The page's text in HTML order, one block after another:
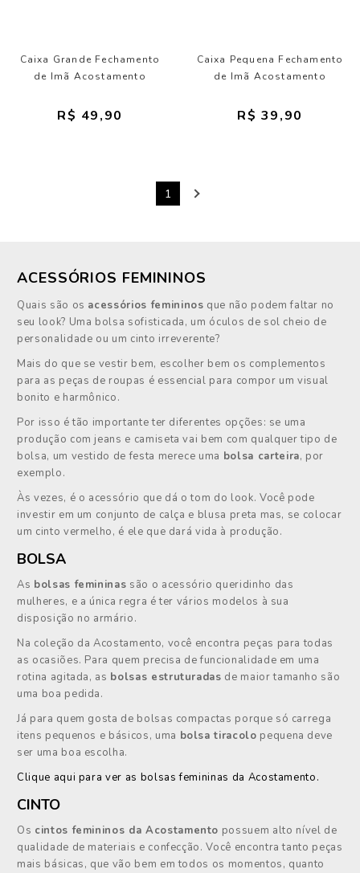
Caixa Grande Fechamento
de Imã Acostamento
R$ 49,90
Caixa Pequena Fechamento
de Imã Acostamento
R$ 39,90
1
ACESSÓRIOS FEMININOS
Quais são os acessórios femininos que não podem faltar no
seu look? Uma bolsa sofisticada, um óculos de sol cheio de
personalidade ou um cinto irreverente?
Mais do que se vestir bem, escolher bem os complementos
para as peças de roupas é essencial para compor um visual
bonito e harmônico.
Por isso é tão importante ter diferentes opções: se uma
produção com jeans e camiseta vai bem com qualquer tipo de
bolsa, um vestido de festa merece uma bolsa carteira, por
exemplo.
Às vezes, é o acessório que dá o tom do look. Você pode
investir em um conjunto de calça e blusa preta mas, se colocar
um cinto vermelho, é ele que dará vida à produção.
BOLSA
As bolsas femininas são o acessório queridinho das
mulheres, e a única regra é ter vários modelos à sua
disposição no armário.
Na coleção da Acostamento, você encontra peças para todas
as ocasiões. Para quem precisa de funcionalidade em uma
rotina agitada, as bolsas estruturadas de maior tamanho são
uma boa pedida.
Já para quem gosta de bolsas compactas porque só carrega
itens pequenos e básicos, uma bolsa tiracolo pequena deve
ser uma boa escolha.
Clique aqui para ver as bolsas femininas da Acostamento.
CINTO
Os cintos femininos da Acostamento possuem alto nível de
qualidade de materiais e confecção. Você encontra tanto peças
mais básicas, que vão bem em todos os momentos, quanto